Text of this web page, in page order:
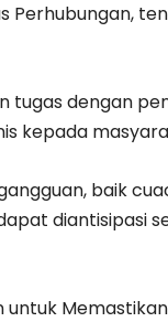
Perhubungan,
tugas dengan
kepada
baik
diantisipasi
untuk